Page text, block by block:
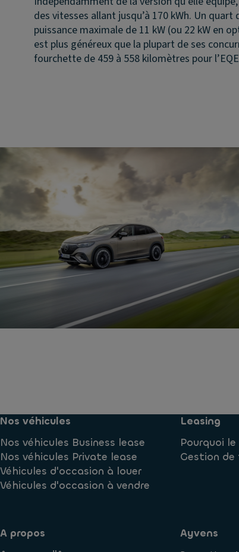
des vitesses allant jusqu’à 170 kWh. Un
puissance maximale de 11 kW (ou 22 kW en
est plus généreux que la plupart de ses
fourchette de 459 à 558 kilomètres pour
Nos véhicules
Nos véhicules Business lease
Nos véhicules Private lease
Véhicules d'occasion à louer
Véhicules d'occasion à vendre
Leasing
Pourquoi le
Gestion
A propos
Ayvens